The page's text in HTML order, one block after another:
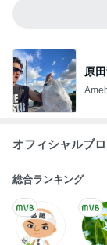
原
オフィシャルブ
総合ランキング